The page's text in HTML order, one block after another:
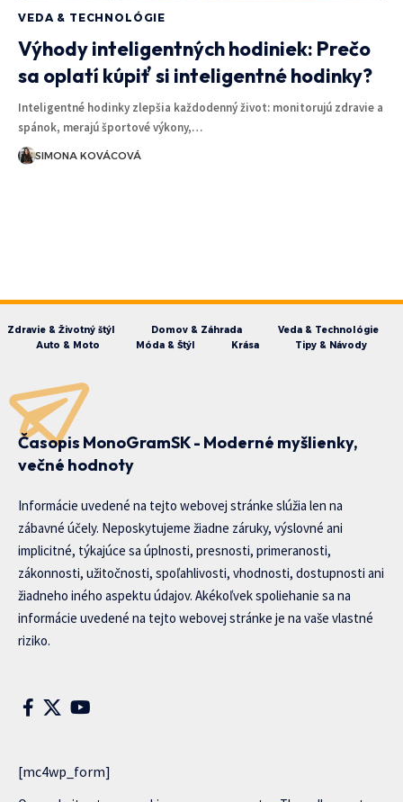
VEDA & TECHNOLÓGIE
Výhody inteligentných hodiniek: Prečo
sa oplatí kúpiť si inteligentné hodinky?
Inteligentné hodinky zlepšia každodenný život: monitorujú zdravie a
spánok, merajú športové výkony,…
SIMONA KOVÁCOVÁ
Zdravie & Životný štýl Domov & Záhrada
Veda & Technológie
Auto & Moto
Móda & Štýl Krása Tipy & Návody
Časopis MonoGramSK - Moderné myšlienky,
večné hodnoty
Informácie uvedené na tejto webovej stránke slúžia len na
zábavné účely. Neposkytujeme žiadne záruky, výslovné ani
implicitné, týkajúce sa úplnosti, presnosti, primeranosti,
zákonnosti, užitočnosti, spoľahlivosti, vhodnosti, dostupnosti ani
žiadneho iného aspektu údajov. Akékoľvek spoliehanie sa na
informácie uvedené na tejto webovej stránke je na vaše vlastné
riziko.
[mc4wp_form]